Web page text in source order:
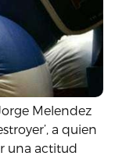
Melendez
a quien
una actitud